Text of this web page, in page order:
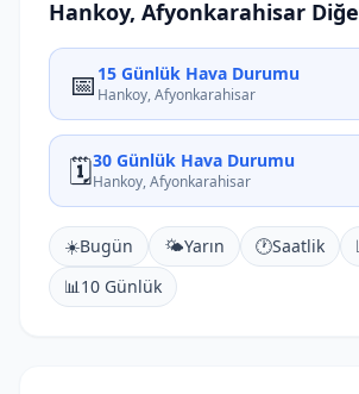
Hankoy, Afyonkarahisar
📅 15 Günlük Hava Durumu
Hankoy, Afyonkarahisar
🗓️30 Günlük Hava Durumu
Hankoy, Afyonkarahisar
☀️Bugün 🌤️Yarın 🕐Saatlik
📊10 Günlük